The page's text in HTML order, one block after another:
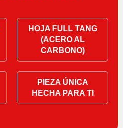
HOJA FULL TANG
(ACERO AL
CARBONO)
PIEZA ÚNICA
HECHA PARA TI